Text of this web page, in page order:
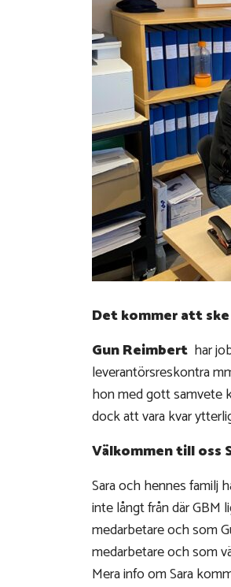
Det kommer att
Gun Reimbert har
leverantörsreskontra
hon med gott samvete
dock att vara kvar
Välkommen till oss
Sara och hennes familj
inte långt från där GBM
medarbetare och som
medarbetare och som
Mera info om Sara